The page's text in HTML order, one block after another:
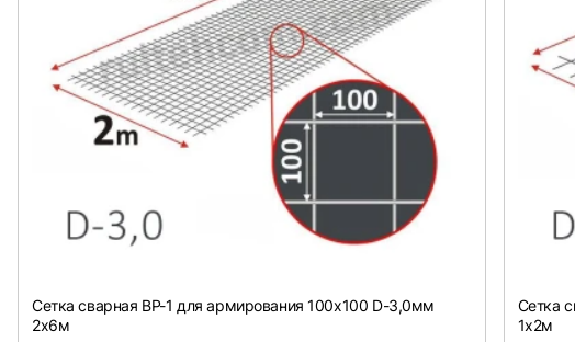
Сетка сварная ВР-1 для армирования 100х100 D-3,0мм
2х6м
Сетка
1х2м